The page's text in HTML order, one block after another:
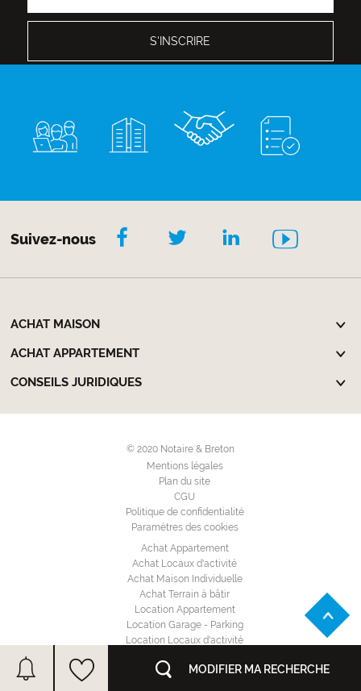
MODIFIER MA RECHERCHE
Suivez-nous
ACHAT MAISON
ACHAT APPARTEMENT
CONSEILS JURIDIQUES
© 2020 Notaire & Breton
Mentions légales
Plan du site
CGU
Politique de confidentialité
Paramètres des cookies
Achat Appartement
Achat Locaux d'activité
Achat Maison Individuelle
Achat Terrain à bâtir
Location Appartement
Location Garage - Parking
Location Locaux d'activité
Annuaire des notaires